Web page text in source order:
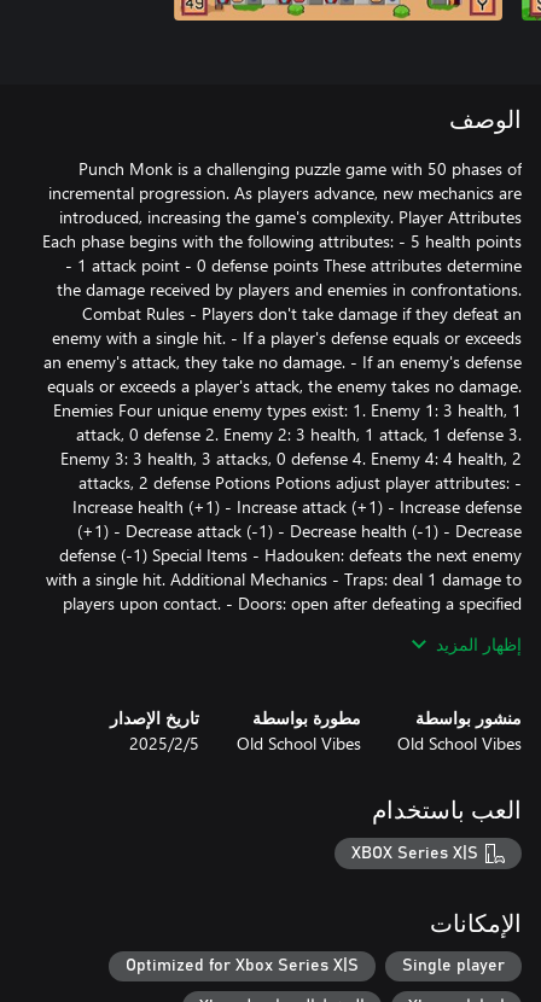
الوصف
Punch Monk is a challenging puzzle game with 50 phases of
incremental progression. As players advance, new mechanics are
introduced, increasing the game's complexity. Player Attributes
Each phase begins with the following attributes: - 5 health points
- 1 attack point - 0 defense points These attributes determine
the damage received by players and enemies in confrontations.
Combat Rules - Players don't take damage if they defeat an
enemy with a single hit. - If a player's defense equals or exceeds
an enemy's attack, they take no damage. - If an enemy's defense
equals or exceeds a player's attack, the enemy takes no damage.
Enemies Four unique enemy types exist: 1. Enemy 1: 3 health, 1
attack, 0 defense 2. Enemy 2: 3 health, 1 attack, 1 defense 3.
Enemy 3: 3 health, 3 attacks, 0 defense 4. Enemy 4: 4 health, 2
attacks, 2 defense Potions Potions adjust player attributes: -
Increase health (+1) - Increase attack (+1) - Increase defense
(+1) - Decrease attack (-1) - Decrease health (-1) - Decrease
defense (-1) Special Items - Hadouken: defeats the next enemy
with a single hit. Additional Mechanics - Traps: deal 1 damage to
players upon contact. - Doors: open after defeating a specified
direction and prevent movement in the opposite direction.
إظهار المزيد
منشور بواسطة
Old School Vibes
مطورة بواسطة
Old School Vibes
تاريخ الإصدار
5‏/2‏/2025
العب باستخدام
XBOX Series X|S
الإمكانات
Single player
Optimized for Xbox Series X|S